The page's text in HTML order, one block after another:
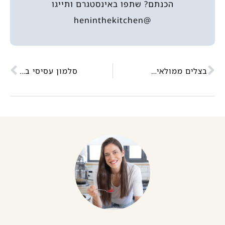
הכנתם? שתפו באינסטגרם ותייגו
@heninthekitchen
בצלים ממולאים ברוטב עגבניות סלמון עסיסי ברוטב קרמי